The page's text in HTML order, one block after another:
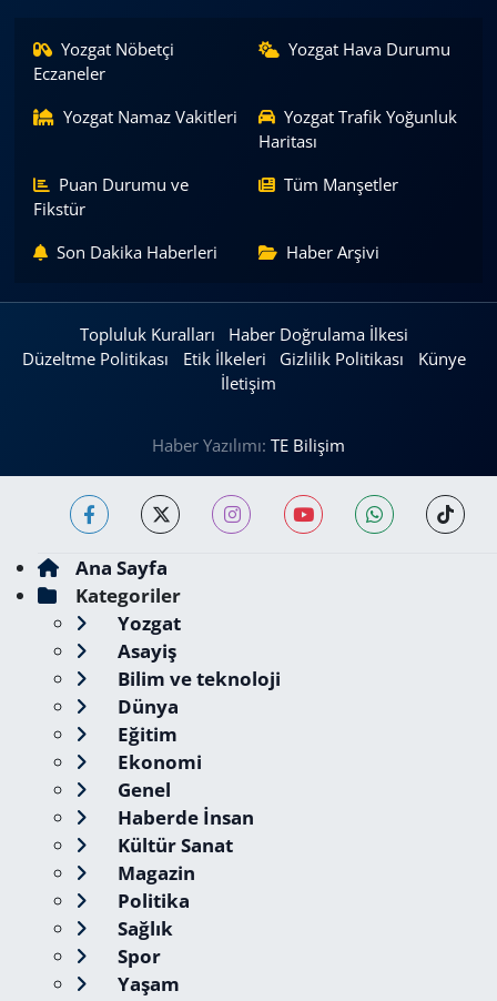
Yozgat Nöbetçi
Eczaneler
Yozgat Hava Durumu
Yozgat Namaz Vakitleri
Yozgat Trafik Yoğunluk
Haritası
Puan Durumu ve
Fikstür
Tüm Manşetler
Son Dakika Haberleri Haber Arşivi
Topluluk Kuralları
Haber Doğrulama İlkesi
Düzeltme Politikası
Etik İlkeleri Gizlilik Politikası
Künye
İletişim
Haber Yazılımı: TE Bilişim
Ana Sayfa
Kategoriler
Yozgat
Asayiş
Bilim ve teknoloji
Dünya
Eğitim
Ekonomi
Genel
Haberde İnsan
Kültür Sanat
Magazin
Politika
Sağlık
Spor
Yaşam